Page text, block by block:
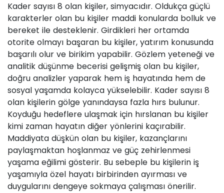
Kader sayısı 8 olan kişiler, simyacıdır. Oldukça güçlü
karakterler olan bu kişiler maddi konularda bolluk ve
bereket ile desteklenir. Girdikleri her ortamda
otorite olmayı başaran bu kişiler, yatırım konusunda
başarılı olur ve birikim yapabilir. Gözlem yeteneği ve
analitik düşünme becerisi gelişmiş olan bu kişiler,
doğru analizler yaparak hem iş hayatında hem de
sosyal yaşamda kolayca yükselebilir. Kader sayısı 8
olan kişilerin gölge yanındaysa fazla hırs bulunur.
Koyduğu hedeflere ulaşmak için hırslanan bu kişiler
kimi zaman hayatın diğer yönlerini kaçırabilir.
Maddiyata düşkün olan bu kişiler, kazançlarını
paylaşmaktan hoşlanmaz ve güç zehirlenmesi
yaşama eğilimi gösterir. Bu sebeple bu kişilerin iş
yaşamıyla özel hayatı birbirinden ayırması ve
duygularını dengeye sokmaya çalışması önerilir.